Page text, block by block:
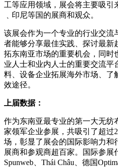
工等应用领域，展会将主要吸引
﹑印尼等国的展商和观众。
该展会作为一个专业的行业交流
者能够分享最佳实践、探讨最新
拓东南亚市场的重要机会，同时
业人士和业内人士的重要交流平
料、设备企业拓展海外市场、了
效途径。
上届数据：
作为东南亚最专业的第一大无纺
家领军企业参展，共吸引了超过
场，彰显了展会的国际影响力和
展商和参观商超百家。国际参展
Spunweb、Thái Châu、德国